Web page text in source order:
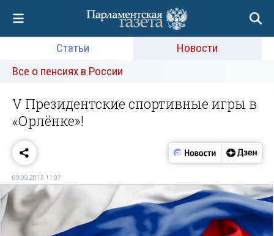
Статьи
Новости
Все о пенсиях в России
V Президентские спортивные игры в
«Орлёнке»!
09.09.2015 11:07